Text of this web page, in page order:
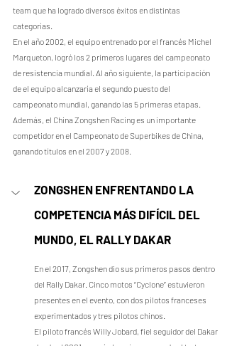
team que ha logrado diversos éxitos en distintas
categorías.
En el año 2002, el equipo entrenado por el francés Michel
Marqueton, logró los 2 primeros lugares del campeonato
de resistencia mundial. Al año siguiente, la participación
de el equipo alcanzaría el segundo puesto del
campeonato mundial, ganando las 5 primeras etapas.
Además, el China Zongshen Racing es un importante
competidor en el Campeonato de Superbikes de China,
ganando títulos en el 2007 y 2008.
ZONGSHEN ENFRENTANDO LA
COMPETENCIA MÁS DIFÍCIL DEL
MUNDO, EL RALLY DAKAR
En el 2017, Zongshen dio sus primeros pasos dentro
del Rally Dakar. Cinco motos “Cyclone” estuvieron
presentes en el evento, con dos pilotos franceses
experimentados y tres pilotos chinos.
El piloto francés Willy Jobard, fiel seguidor del Dakar